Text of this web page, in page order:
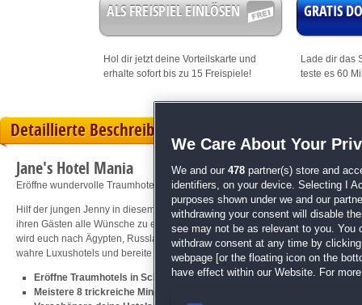
ALS FREISPIEL EINLÖSEN
Hol dir jetzt deine Vorteilskarte und
erhalte sofort bis zu 15 Freispiele!
GRATIS
Lade dir das
teste es 60
Detaillierte Beschreibung
Jane's Hotel Mania
Eröffne wundervolle Traumhotels auf der ganzen Welt!
Hilf der jungen Jenny in diesem Klick-Management -Abenteuer, sich als
ihren Gästen alle Wünsche zu erfüllen! Ihr beginnt in einem ehrwürdigen
wird euch nach Ägypten, Russland und sogar ins glamouröse Monaco
wahre Luxushotels und bereite deinen Gästen einen unvergesslich schönen
Eröffne Traumhotels in Schottland, Ägypten, Russland und Monaco
Meistere 8 trickreiche Minispiele
We Care About Your
We and our 478 partner(s) store and
identifiers, on your device. Selecting I
purposes shown under we and our
withdrawing your consent will disable
see may not be as relevant to you. You
withdraw consent at any time by
webpage [or the floating icon on the
have effect within our Website. For